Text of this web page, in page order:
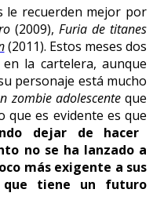
le recuerden mejor por
(2009), Furia de titanes
(2011). Estos meses dos
la cartelera, aunque
personaje está mucho
zombie adolescenteque
que es evidente es que
dejar de hacer
no se ha lanzado a
más exigente a sus
que tiene un futuro